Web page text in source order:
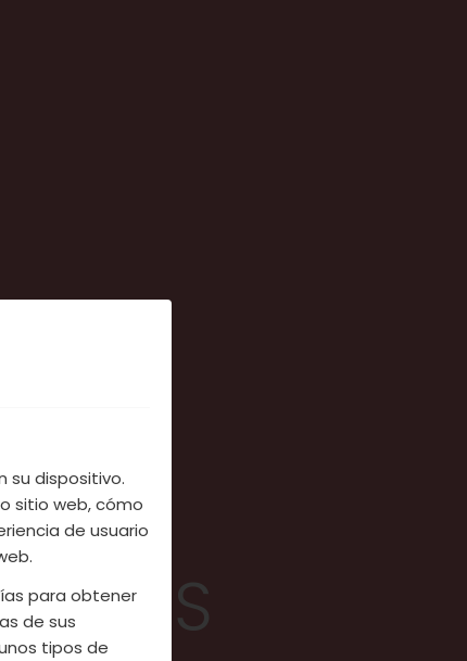
su dispositivo.
sitio web, cómo
de usuario
para obtener
de sus
tipos de